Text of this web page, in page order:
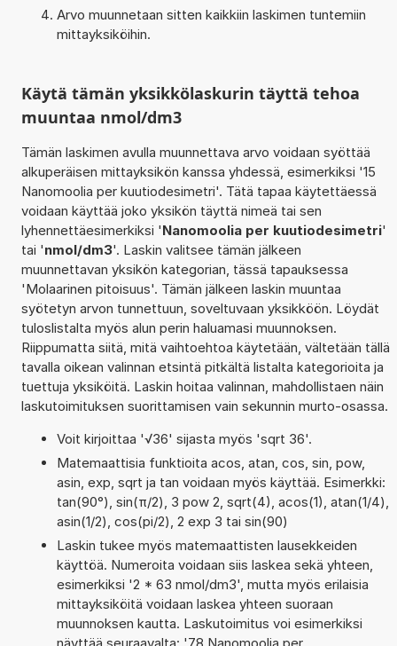
Arvo muunnetaan sitten kaikkiin laskimen tuntemiin
mittayksiköihin.
Käytä tämän yksikkölaskurin täyttä tehoa
muuntaa nmol/dm3
Tämän laskimen avulla muunnettava arvo voidaan syöttää
alkuperäisen mittayksikön kanssa yhdessä, esimerkiksi '15
Nanomoolia per kuutiodesimetri'. Tätä tapaa käytettäessä
voidaan käyttää joko yksikön täyttä nimeä tai sen
lyhennettäesimerkiksi 'Nanomoolia per kuutiodesimetri'
tai 'nmol/dm3'. Laskin valitsee tämän jälkeen
muunnettavan yksikön kategorian, tässä tapauksessa
'Molaarinen pitoisuus'. Tämän jälkeen laskin muuntaa
syötetyn arvon tunnettuun, soveltuvaan yksikköön. Löydät
tuloslistalta myös alun perin haluamasi muunnoksen.
Riippumatta siitä, mitä vaihtoehtoa käytetään, vältetään tällä
tavalla oikean valinnan etsintä pitkältä listalta kategorioita ja
tuettuja yksiköitä. Laskin hoitaa valinnan, mahdollistaen näin
laskutoimituksen suorittamisen vain sekunnin murto-osassa.
Voit kirjoittaa '√36' sijasta myös 'sqrt 36'.
Matemaattisia funktioita acos, atan, cos, sin, pow,
asin, exp, sqrt ja tan voidaan myös käyttää. Esimerkki:
tan(90°), sin(π/2), 3 pow 2, sqrt(4), acos(1), atan(1/4),
asin(1/2), cos(pi/2), 2 exp 3 tai sin(90)
Laskin tukee myös matemaattisten lausekkeiden
käyttöä. Numeroita voidaan siis laskea sekä yhteen,
esimerkiksi '2 * 63 nmol/dm3', mutta myös erilaisia
mittayksiköitä voidaan laskea yhteen suoraan
muunnoksen kautta. Laskutoimitus voi esimerkiksi
näyttää seuraavalta: '78 Nanomoolia per